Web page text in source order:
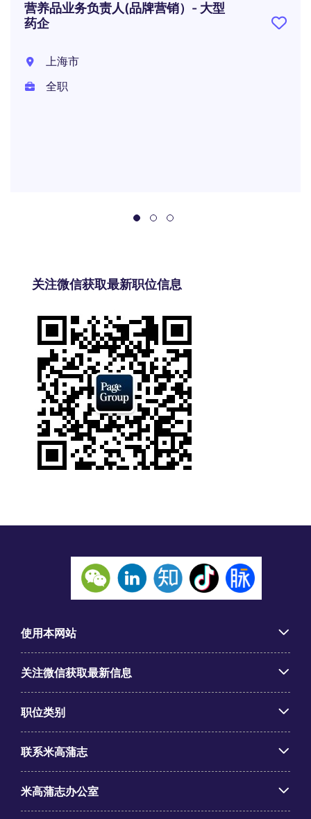
营养品业务负责人(品牌营销）- 大型
药企
上海市
全职
关注微信获取最新职位信息
使用本网站
关注微信获取最新信息
职位类别
联系米高蒲志
米高蒲志办公室